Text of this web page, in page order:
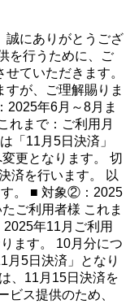
誠にありがとうござ
を行うために、ご
ていただきます。
すが、ご理解賜りま
年6月～8月ま
れまで：ご利用月
「11月5日決済」
更となります。 切
済を行います。 以
す。 ■ 対象②：2025
ご利用者様 これま
年11月ご利用
ます。 10月分につ
月5日決済」となり
、11月15日決済を
ビス提供のため、